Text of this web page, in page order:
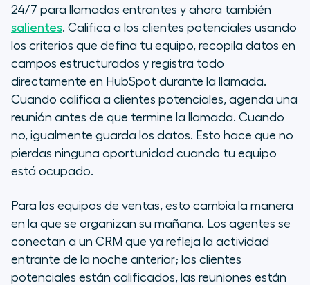
24/7 para llamadas entrantes y ahora también
salientes. Califica a los clientes potenciales usando
los criterios que defina tu equipo, recopila datos en
campos estructurados y registra todo
directamente en HubSpot durante la llamada.
Cuando califica a clientes potenciales, agenda una
reunión antes de que termine la llamada. Cuando
no, igualmente guarda los datos. Esto hace que no
pierdas ninguna oportunidad cuando tu equipo
está ocupado.
Para los equipos de ventas, esto cambia la manera
en la que se organizan su mañana. Los agentes se
conectan a un CRM que ya refleja la actividad
entrante de la noche anterior; los clientes
potenciales están calificados, las reuniones están